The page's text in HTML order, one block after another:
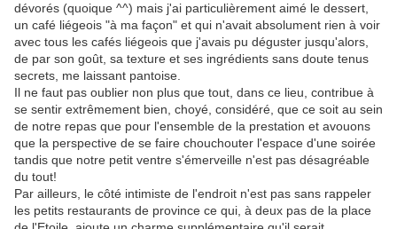
dévorés (quoique ^^) mais j'ai particulièrement aimé le dessert,
un café liégeois "à ma façon" et qui n'avait absolument rien à voir
avec tous les cafés liégeois que j'avais pu déguster jusqu'alors,
de par son goût, sa texture et ses ingrédients sans doute tenus
secrets, me laissant pantoise.
Il ne faut pas oublier non plus que tout, dans ce lieu, contribue à
se sentir extrêmement bien, choyé, considéré, que ce soit au sein
de notre repas que pour l'ensemble de la prestation et avouons
que la perspective de se faire chouchouter l'espace d'une soirée
tandis que notre petit ventre s'émerveille n'est pas désagréable
du tout!
Par ailleurs, le côté intimiste de l'endroit n'est pas sans rappeler
les petits restaurants de province ce qui, à deux pas de la place